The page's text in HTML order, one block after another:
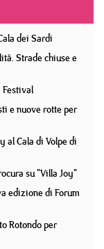
dei Sardi
Strade chiuse e
e nuove rotte per
al Cala di Volpe di
su "Villa Joy"
edizione di Forum
Rotondo per